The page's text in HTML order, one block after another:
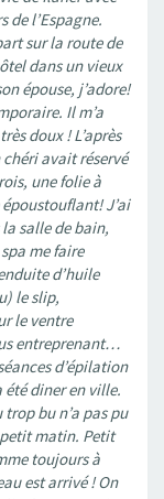
de l’Espagne.
sur la route de
dans un vieux
épouse, j’adore!
Il m’a
doux ! L’après
avait réservé
une folie à
J’ai
salle de bain,
me faire
d’huile
le slip,
le ventre
entreprenant…
d’épilation
été diner en ville.
bu n’a pas pu
petit matin. Petit
toujours à
est arrivé ! On